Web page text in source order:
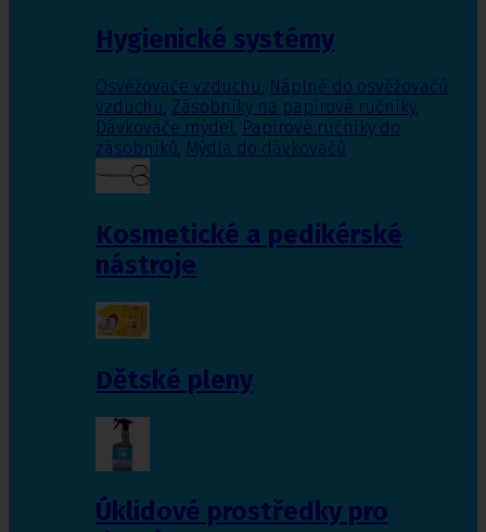
Hygienické systémy
Osvěžovače vzduchu, Náplně do osvěžovačů
vzduchu, Zásobníky na papírové ručníky,
Dávkováče mýdel, Papírové ručníky do
zásobníků, Mýdla do dávkovačů
Kosmetické a pedikérské
nástroje
Dětské pleny
Úklidové prostředky pro